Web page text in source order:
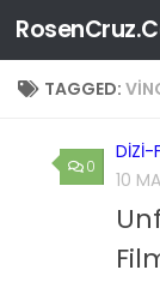
Skip to
TAGGED:
0
DIZI-
10